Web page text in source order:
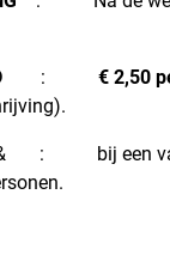
: € 2,50
: bij een